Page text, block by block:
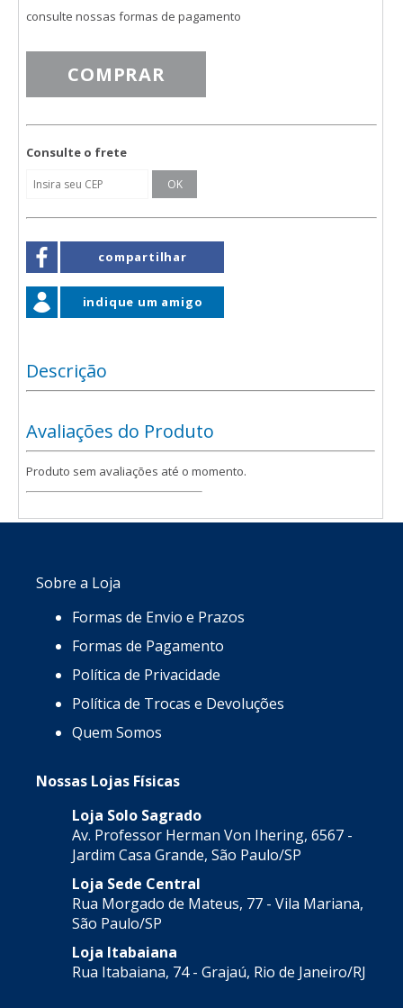
consulte nossas formas de pagamento
COMPRAR
Consulte o frete
compartilhar
indique um amigo
Descrição
Avaliações do Produto
Produto sem avaliações até o momento.
Sobre a Loja
Formas de Envio e Prazos
Formas de Pagamento
Política de Privacidade
Política de Trocas e Devoluções
Quem Somos
Nossas Lojas Físicas
Loja Solo Sagrado
Av. Professor Herman Von Ihering, 6567 -
Jardim Casa Grande, São Paulo/SP
Loja Sede Central
Rua Morgado de Mateus, 77 - Vila Mariana,
São Paulo/SP
Loja Itabaiana
Rua Itabaiana, 74 - Grajaú, Rio de Janeiro/RJ